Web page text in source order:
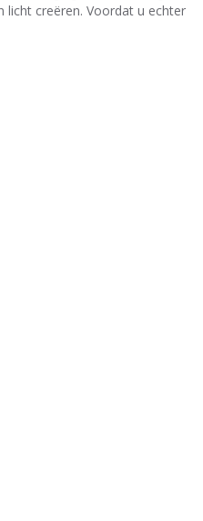
licht creëren. Voordat u echter